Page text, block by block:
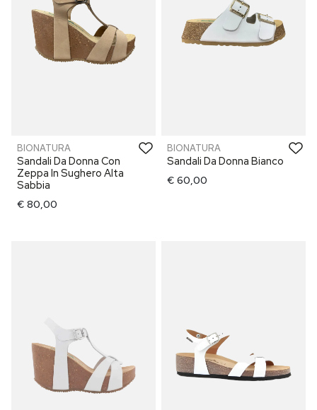
BIONATURA
Sandali Da Donna Con
Zeppa In Sughero Alta
Sabbia
€ 80,00
BIONATURA
Sandali Da Donna Bianco
€ 60,00